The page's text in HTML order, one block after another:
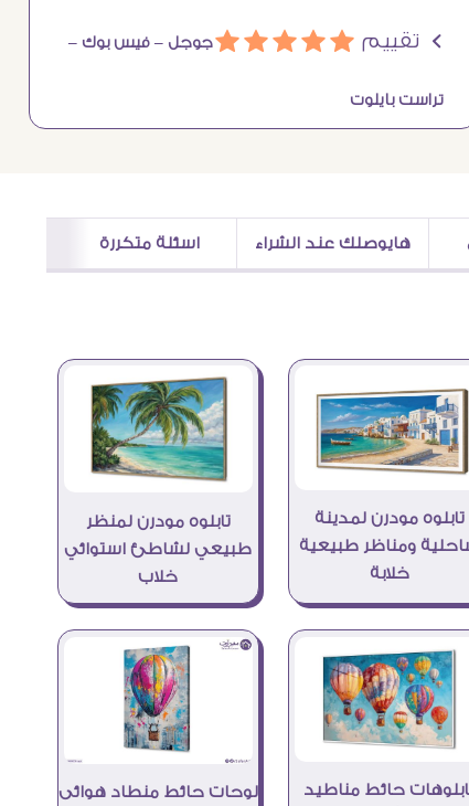
Ö تقييم áááááجوجل – فيس بوك –
تراست بايلوت
هايوصلك عند الشراء اسئلة متكررة
تابلوه مودرن لمدينة
ومناظر طبيعية
خلابة
تابلوه مودرن لمنظر
طبيعي لشاطئ استوائي
خلاب
حائط مناطيد
لوحات حائط منطاد هوائى